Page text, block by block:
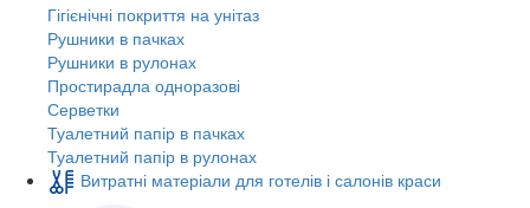
Гігієнічні покриття на унітаз
Рушники в пачках
Рушники в рулонах
Простирадла одноразові
Серветки
Туалетний папір в пачках
Туалетний папір в рулонах
Витратні матеріали для готелів і салонів краси